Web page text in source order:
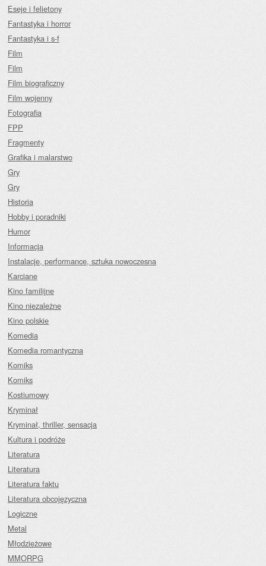
Eseje i felietony
Fantastyka i horror
Fantastyka i s-f
Film
Film
Film biograficzny
Film wojenny
Fotografia
FPP
Fragmenty
Grafika i malarstwo
Gry
Gry
Historia
Hobby i poradniki
Humor
Informacja
Instalacje, performance, sztuka nowoczesna
Karciane
Kino familijne
Kino niezależne
Kino polskie
Komedia
Komedia romantyczna
Komiks
Komiks
Kostiumowy
Kryminał
Kryminał, thriller, sensacja
Kultura i podróże
Literatura
Literatura
Literatura faktu
Literatura obcojęzyczna
Logiczne
Metal
Młodzieżowe
MMORPG